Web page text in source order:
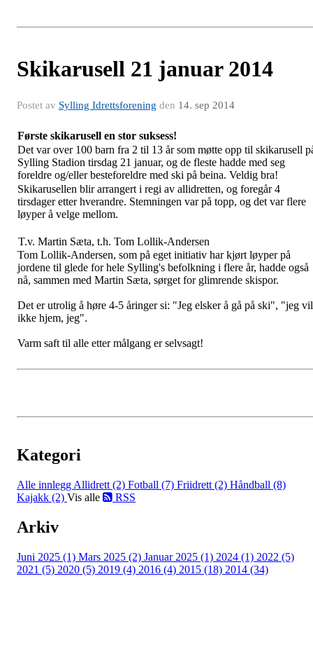
Skikarusell 21 januar 2014
Postet av Sylling Idrettsforening den 14. sep 2014
Første skikarusell en stor suksess!
Det var over 100 barn fra 2 til 13 år som møtte opp til skikarusell
Sylling Stadion tirsdag 21 januar, og de fleste hadde med seg
foreldre og/eller besteforeldre med ski på beina. Veldig bra!
Skikarusellen blir arrangert i regi av allidretten, og foregår 4
tirsdager etter hverandre. Stemningen var på topp, og det var flere
løyper å velge mellom.
T.v. Martin Sæta, t.h. Tom Lollik-Andersen
Tom Lollik-Andersen, som på eget initiativ har kjørt løyper på
jordene til glede for hele Sylling's befolkning i flere år, hadde også
nå, sammen med Martin Sæta, sørget for glimrende skispor.
Det er utrolig å høre 4-5 åringer si: "Jeg elsker å gå på ski", "jeg vil
ikke hjem, jeg".
Varm saft til alle etter målgang er selvsagt!
Kategori
Alle innlegg Allidrett (2) Fotball (7) Friidrett (2) Håndball (8)
Kajakk (2) Vis alle RSS
Arkiv
Juni 2025 (1) Mars 2025 (2) Januar 2025 (1) 2024 (1) 2022 (5)
2021 (5) 2020 (5) 2019 (4) 2016 (4) 2015 (18) 2014 (34)